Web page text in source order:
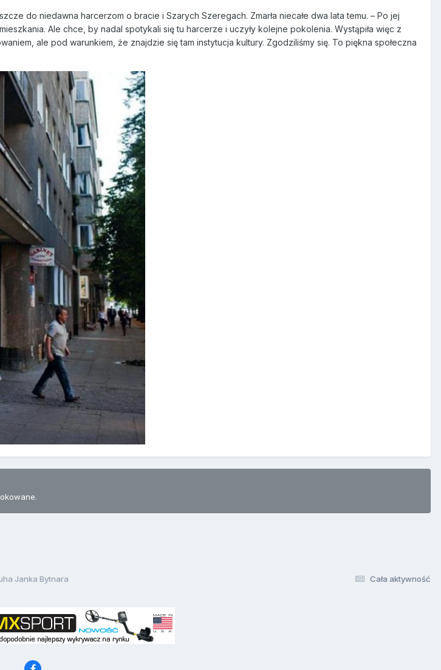
do niedawna harcerzom o bracie i Szarych Szeregach. Zmarła niecałe dwa lata temu. – Po jej
Ale chce, by nadal spotykali się tu harcerze i uczyły kolejne pokolenia. Wystąpiła więc z
ale pod warunkiem, że znajdzie się tam instytucja kultury. Zgodziliśmy się. To piękna społeczna
Cała aktywność
Janka Bytnara